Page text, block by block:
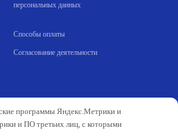
персональных данных
Способы оплаты
Согласование деятельности
программы Яндекс.Метрики и
и ПО третьих лиц, с которыми